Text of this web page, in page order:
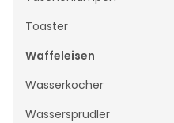
Toaster
Waffeleisen
Wasserkocher
Wassersprudler